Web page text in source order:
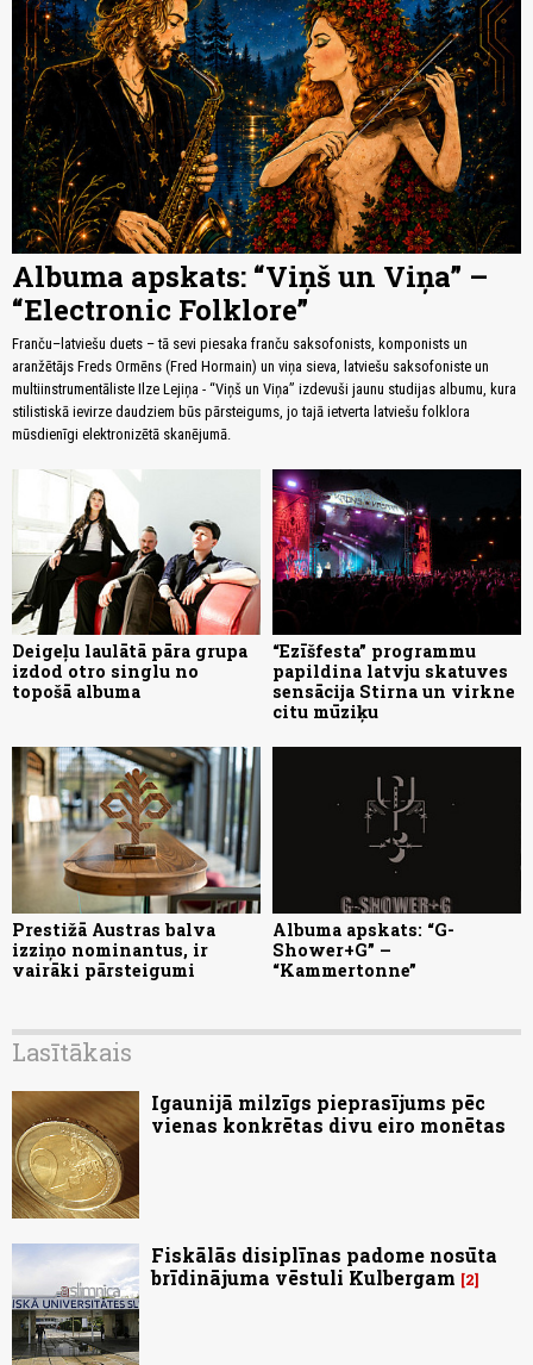
Albuma apskats: “Viņš un Viņa” –
“Electronic Folklore”
Franču–latviešu duets – tā sevi piesaka franču saksofonists, komponists un
aranžētājs Freds Ormēns (Fred Hormain) un viņa sieva, latviešu saksofoniste un
multiinstrumentāliste Ilze Lejiņa - “Viņš un Viņa” izdevuši jaunu studijas albumu, kura
stilistiskā ievirze daudziem būs pārsteigums, jo tajā ietverta latviešu folklora
mūsdienīgi elektronizētā skanējumā.
Deigeļu laulātā pāra grupa
izdod otro singlu no
topošā albuma
“Ezīšfesta” programmu
papildina latvju skatuves
sensācija Stirna un virkne
citu mūziķu
Prestižā Austras balva
izziņo nominantus, ir
vairāki pārsteigumi
Albuma apskats: “G-
Shower+G” –
“Kammertonne”
Lasītākais
Igaunijā milzīgs pieprasījums pēc
vienas konkrētas divu eiro monētas
Fiskālās disiplīnas padome nosūta
brīdinājuma vēstuli Kulbergam
2